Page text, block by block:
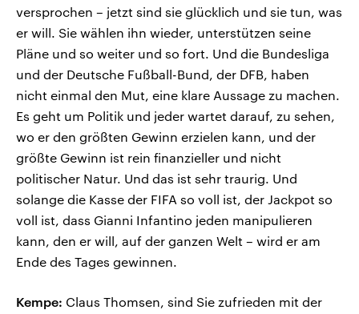
versprochen – jetzt sind sie glücklich und sie tun, was
er will. Sie wählen ihn wieder, unterstützen seine
Pläne und so weiter und so fort. Und die Bundesliga
und der Deutsche Fußball-Bund, der DFB, haben
nicht einmal den Mut, eine klare Aussage zu machen.
Es geht um Politik und jeder wartet darauf, zu sehen,
wo er den größten Gewinn erzielen kann, und der
größte Gewinn ist rein finanzieller und nicht
politischer Natur. Und das ist sehr traurig. Und
solange die Kasse der FIFA so voll ist, der Jackpot so
voll ist, dass Gianni Infantino jeden manipulieren
kann, den er will, auf der ganzen Welt – wird er am
Ende des Tages gewinnen.
Kempe: Claus Thomsen, sind Sie zufrieden mit der